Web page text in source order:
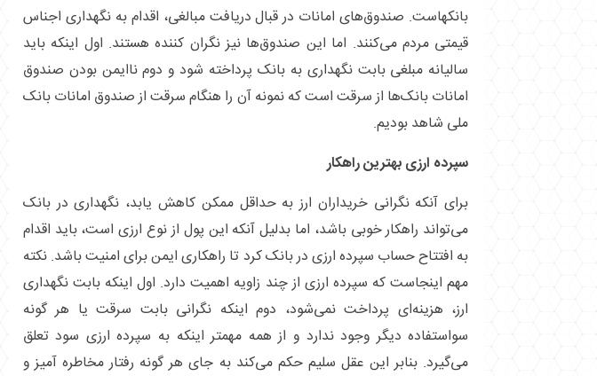
بانکهاست. صندوق‌های امانات در قبال دریافت مبالغی، اقدام به نگهداری اجناس
قیمتی مردم می‌کنند. اما این صندوق‌ها نیز نگران کننده هستند. اول اینکه باید
سالیانه مبلغی بابت نگهداری به بانک پرداخته شود و دوم ناایمن بودن صندوق
امانات بانک‌ها از سرقت است که نمونه آن را هنگام سرقت از صندوق امانات بانک
ملی شاهد بودیم.
سپرده ارزی بهترین راهکار
برای آنکه نگرانی خریداران ارز به حداقل ممکن کاهش یابد، نگهداری در بانک
می‌تواند راهکار خوبی باشد، اما بدلیل آنکه این پول از نوع ارزی است، باید اقدام
به افتتاح حساب سپرده ارزی در بانک کرد تا راهکاری ایمن برای امنیت باشد. نکته
مهم اینجاست که سپرده ارزی از چند زاویه اهمیت دارد. اول اینکه بابت نگهداری
ارز، هزینه‌ای پرداخت نمی‌شود، دوم اینکه نگرانی بابت سرقت یا هر گونه
سواستفاده دیگر وجود ندارد و از همه مهمتر اینکه به سپرده ارزی سود تعلق
می‌گیرد. بنابر این عقل سلیم حکم می‌کند به جای هر گونه رفتار مخاطره آمیز و